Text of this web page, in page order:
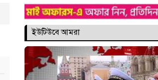
ইউটিউবে আমরা